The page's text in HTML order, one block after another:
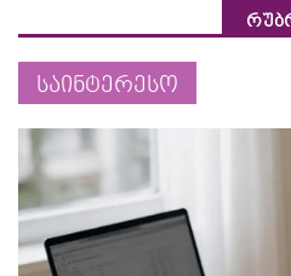
საინტერესო